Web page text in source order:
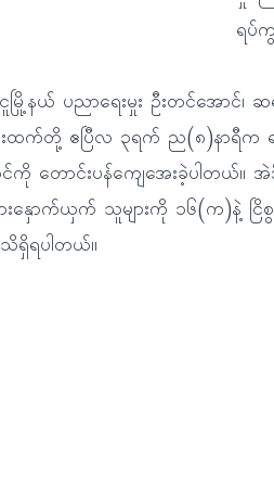
ရပ်
ြို့နယ် ပညာရေးမှုး ဦးတင်အောင်၊
ထက်တို့ ဧပြီလ ၃ရက် ည(၈)နာရီက ရပ်
င်ကို တောင်းပန်ကျေအေးခဲ့ပါတယ်။
းနှောက်ယှက် သူများကို ၁၆(က)နဲ့ ငြိ
သိရှိရပါတယ်။